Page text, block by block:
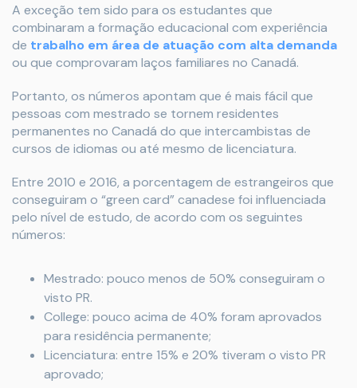
A exceção tem sido para os estudantes que
combinaram a formação educacional com experiência
de trabalho em área de atuação com alta demanda
ou que comprovaram laços familiares no Canadá.
Portanto, os números apontam que é mais fácil que
pessoas com mestrado se tornem residentes
permanentes no Canadá do que intercambistas de
cursos de idiomas ou até mesmo de licenciatura.
Entre 2010 e 2016, a porcentagem de estrangeiros que
conseguiram o “green card” canadese foi influenciada
pelo nível de estudo, de acordo com os seguintes
números:
Mestrado: pouco menos de 50% conseguiram o
visto PR.
College: pouco acima de 40% foram aprovados
para residência permanente;
Licenciatura: entre 15% e 20% tiveram o visto PR
aprovado;